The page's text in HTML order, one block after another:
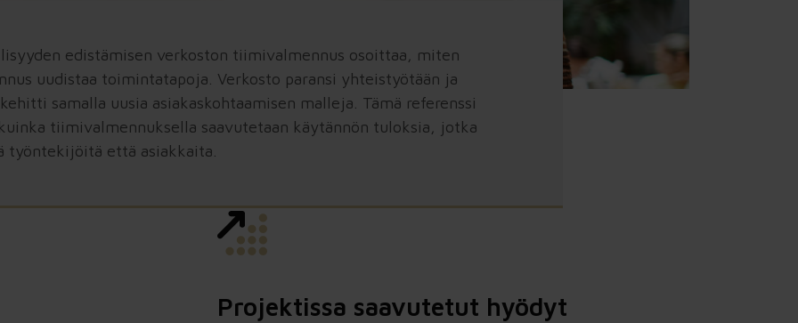
edistämisen verkoston tiimivalmennus osoittaa, miten
uudistaa toimintatapoja. Verkosto paransi yhteistyötään ja
samalla uusia asiakaskohtaamisen malleja. Tämä referenssi
tiimivalmennuksella saavutetaan käytännön tuloksia, jotka
työntekijöitä että asiakkaita.
Projektissa saavutetut hyödyt